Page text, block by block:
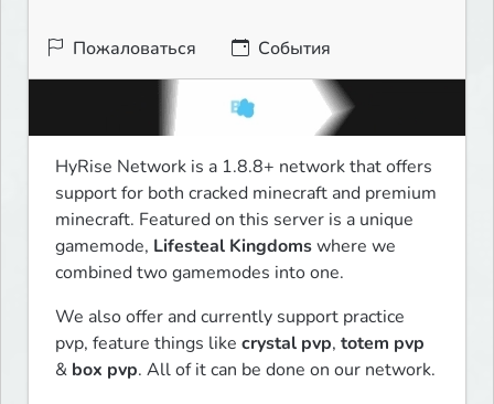
Пожаловаться События
HyRise Network is a 1.8.8+ network that offers
support for both cracked minecraft and premium
minecraft. Featured on this server is a unique
gamemode, Lifesteal Kingdoms where we
combined two gamemodes into one.
We also offer and currently support practice
pvp, feature things like crystal pvp, totem pvp
& box pvp. All of it can be done on our network.